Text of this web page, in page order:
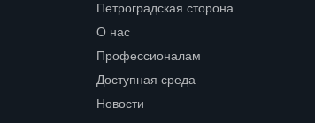
Петроградская сторона
О нас
Профессионалам
Доступная среда
Новости